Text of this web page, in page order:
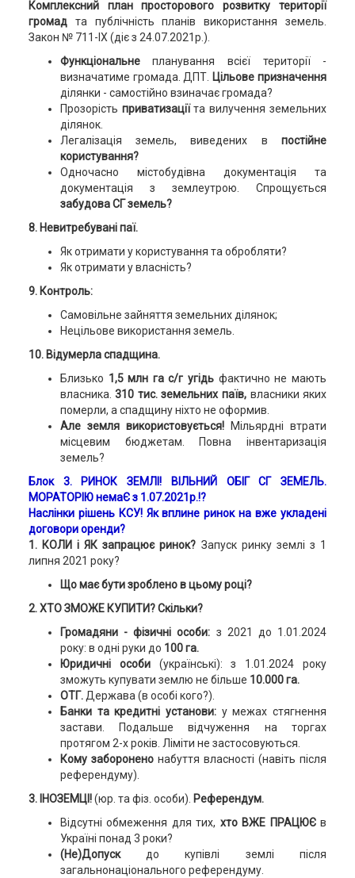
Комплексний план просторового розвитку території
громад та публічність планів використання земель.
Закон № 711-IX (діє з 24.07.2021р.).
Функціональнепланування всієї території -
визначатиме громада. ДПТ. Цільове призначення
ділянки - самостійно взиначає громада?
Прозорість приватизаціїта вилучення земельних
ділянок.
Легалізація земель, виведених впостійне
користування?
Одночасно містобудівна документація та
документація з землеутрою. Спрощується
забудова СГ земель?
8. Невитребувані паї.
Як отримати у користування та обробляти?
Як отримати у власність?
9. Контроль:
Самовільне зайняття земельних ділянок;
Нецільове використання земель.
10. Відумерла спадщина.
Близько 1,5 млн га с/г угідь фактично не мають
власника.310 тис. земельних паїв, власники яких
померли, а спадщину ніхто не оформив.
Але земля використовується!Мільярдні втрати
місцевим бюджетам. Повна інвентаризація
земель?
Блок 3.
РИНОК ЗЕМЛІ! ВІЛЬНИЙ ОБІГ СГ ЗЕМЕЛЬ.
МОРАТОРІЮ немаЄ з 1.07.2021р.!?
Наслінки рішень КСУ! Як вплине ринок на вже укладені
договори оренди?
1. КОЛИ і ЯК запрацює ринок? Запуск ринку землі з 1
липня 2021 року?
Що має бути зроблено в цьому році?
2. ХТО ЗМОЖЕ КУПИТИ? Скільки?
Громадяни - фізичні особи: з 2021 до 1.01.2024
року: в одні руки до 100 га.
Юридичні особи(українські): з 1.01.2024 року
зможуть купувати землю не більше 10.000 га.
ОТГ.Держава (в особі кого?).
Банки та кредитні установи:у межах стягнення
застави. Подальше відчуження на торгах
протягом 2-х років. Ліміти не застосовуються.
Кому заборонено набуття власності (навіть після
референдуму).
3. ІНОЗЕМЦІ!(юр. та фіз. особи). Референдум.
Відсутні обмеження для тих, хто ВЖЕ ПРАЦЮЄв
Україні понад 3 роки?
(Не)Допускдо купівлі землі після
загальнонаціонального референдуму.